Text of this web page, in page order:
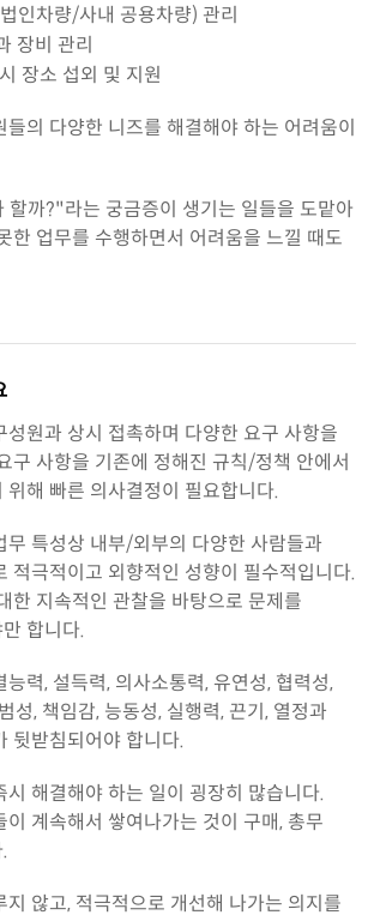
인차량/사내 공용차량) 관리
장비 관리
장소 섭외 및 지원
의 다양한 니즈를 해결해야 하는 어려움이
할까?"라는 궁금증이 생기는 일들을 도맡아
한 업무를 수행하면서 어려움을 느낄 때도
성원과 상시 접촉하며 다양한 요구 사항을
구 사항을 기존에 정해진 규칙/정책 안에서
위해 빠른 의사결정이 필요합니다.
무 특성상 내부/외부의 다양한 사람들과
적극적이고 외향적인 성향이 필수적입니다.
한 지속적인 관찰을 바탕으로 문제를
합니다.
력, 설득력, 의사소통력, 유연성, 협력성,
성, 책임감, 능동성, 실행력, 끈기, 열정과
뒷받침되어야 합니다.
시 해결해야 하는 일이 굉장히 많습니다.
이 계속해서 쌓여나가는 것이 구매, 총무
지 않고, 적극적으로 개선해 나가는 의지를